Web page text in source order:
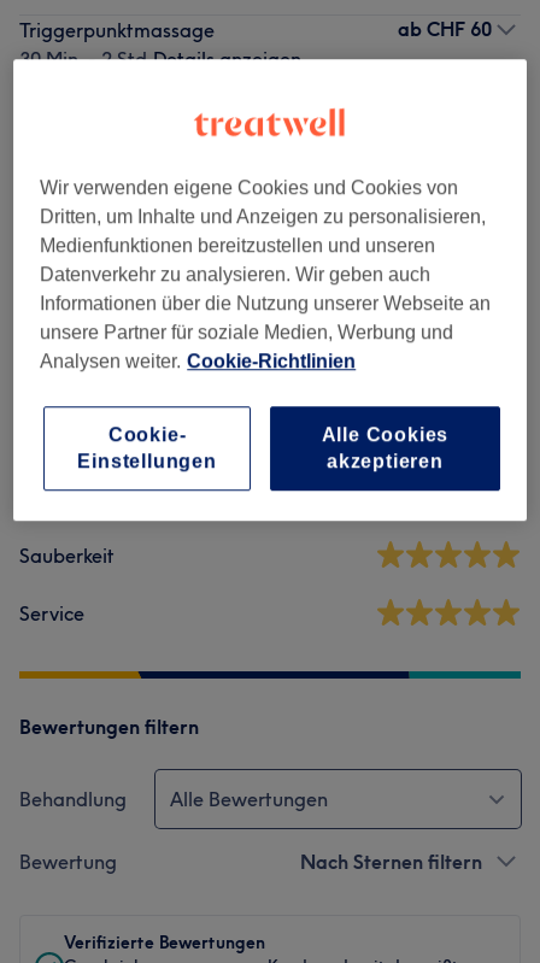
Triggerpunktmassage
30 Min. - 2 Std.Details anzeigen
ab CHF 60
Massagen (9 ) ab CHF 60
Salonbewertungen
5.0 5 Bewertungen
Ambiente
Sauberkeit
Service
Bewertungen filtern
Behandlung Alle Bewertungen
Bewertung Nach Sternen filtern
Verifizierte Bewertungen
Wir verwenden eigene Cookies und Cookies von
Dritten, um Inhalte und Anzeigen zu personalisieren,
Medienfunktionen bereitzustellen und unseren
Datenverkehr zu analysieren. Wir geben auch
Informationen über die Nutzung unserer Webseite an
unsere Partner für soziale Medien, Werbung und
Analysen weiter. Cookie-Richtlinien
Alle Cookies
akzeptieren
Cookie-
Einstellungen